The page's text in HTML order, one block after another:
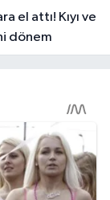
dönem